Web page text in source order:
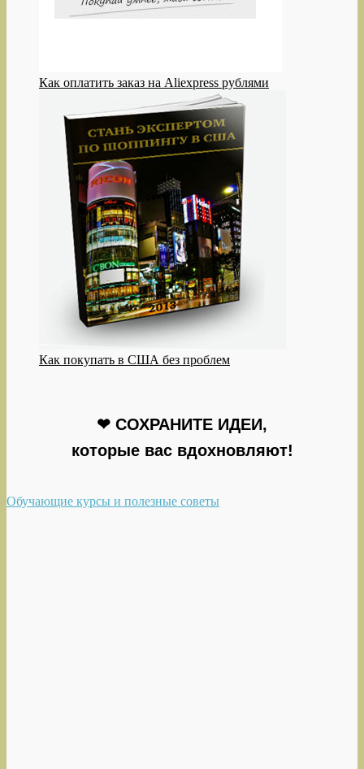
Как оплатить заказ на Aliexpress рублями
Как покупать в США без проблем
❤ СОХРАНИТЕ ИДЕИ,
которые вас вдохновляют!
Обучающие курсы и полезные советы